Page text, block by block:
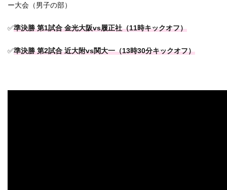
ー大会（男子の部）
✅準決勝 第1試合 金光大阪vs履正社（11時キックオフ）
✅準決勝 第2試合 近大附vs関大一（13時30分キックオフ）